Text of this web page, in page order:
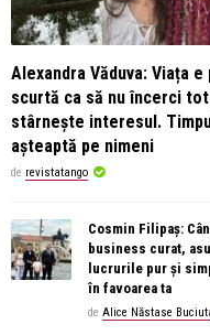
Alexandra Văduva: Viața e
scurtă ca să nu încerci
stârnește interesul.
așteaptă pe nimeni
de revistatango
Cosmin Filipaș:
business curat,
lucrurile pur și
în favoarea ta
de Alice Năstase